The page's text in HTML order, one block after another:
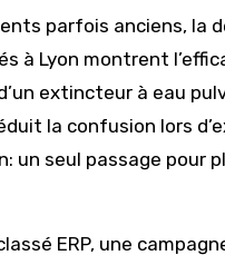
parfois anciens, la
à Lyon montrent
extincteur à eau
la confusion lors
un seul passage
ERP, une